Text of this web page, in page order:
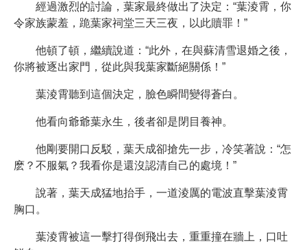
經過激烈的討論，葉家最終做出了決定：“葉淩霄，你
令家族蒙羞，跪葉家祠堂三天三夜，以此贖罪！”
他頓了頓，繼續說道：“此外，在與蘇清雪退婚之後，
你將被逐出家門，從此與我葉家斷絕關係！”
葉淩霄聽到這個決定，臉色瞬間變得蒼白。
他看向爺爺葉永生，後者卻是閉目養神。
他剛要開口反駁，葉天成卻搶先一步，冷笑著說：“怎
麽？不服氣？我看你是還沒認清自己的處境！”
說著，葉天成猛地抬手，一道淩厲的電波直擊葉淩霄
胸口。
葉淩霄被這一擊打得倒飛出去，重重撞在牆上，口吐